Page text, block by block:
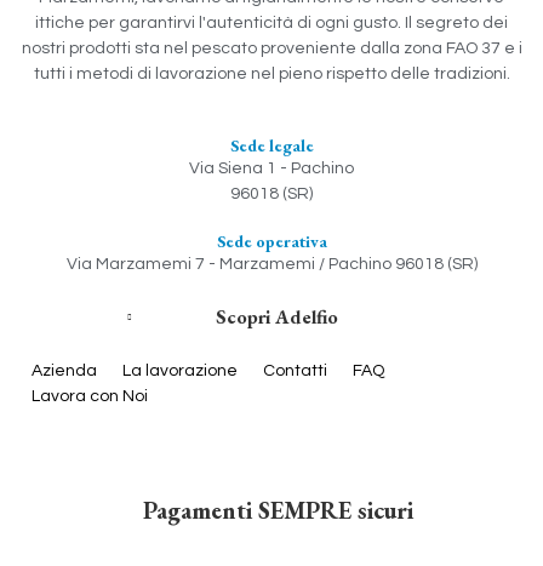
ittiche per garantirvi l'autenticità di ogni gusto. Il segreto dei
nostri prodotti sta nel pescato proveniente dalla zona FAO 37 e i
tutti i metodi di lavorazione nel pieno rispetto delle tradizioni.
Sede legale
Via Siena 1 - Pachino
96018 (SR)
Sede operativa
Via Marzamemi 7 - Marzamemi / Pachino 96018 (SR)
Scopri Adelfio
Azienda La lavorazione Contatti
FAQ
Lavora con Noi
Pagamenti SEMPRE sicuri